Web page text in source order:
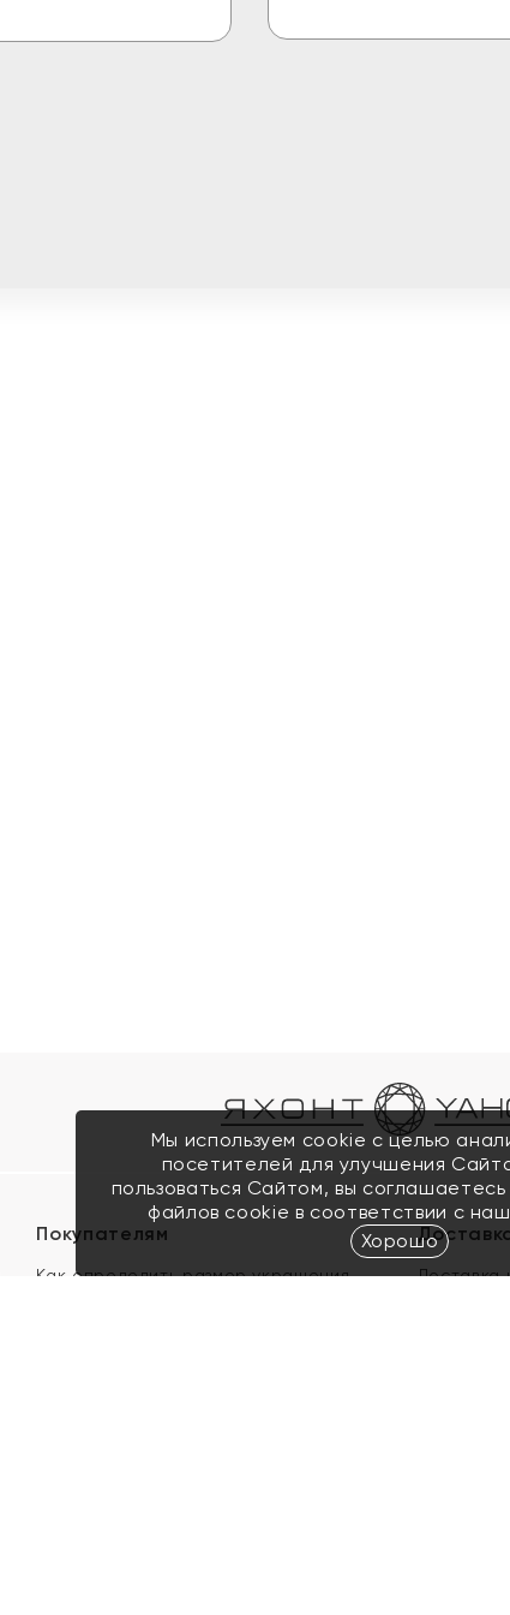
Покупателям
Как определить размер украшения
Доставка
Мы используем cookie с целью
посетителей для улучшения
пользоваться Сайтом, вы
файлов cookie в соответствии с
Хорошо